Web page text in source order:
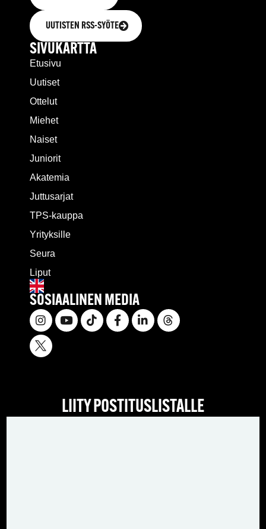
UUTISTEN RSS-SYÖTE
SIVUKARTTA
Etusivu
Uutiset
Ottelut
Miehet
Naiset
Juniorit
Akatemia
Juttusarjat
TPS-kauppa
Yrityksille
Seura
Liput
SOSIAALINEN MEDIA
LIITY POSTITUSLISTALLE